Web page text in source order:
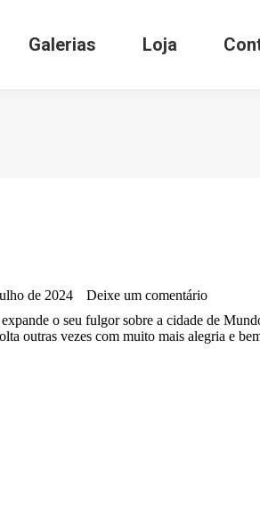
Galerias Loja
de 2024
Deixe um comentário
o seu fulgor sobre a cidade de
outras vezes com muito mais alegria e